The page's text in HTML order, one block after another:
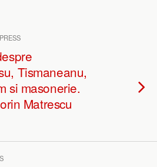
Tismaneanu,
si masonerie.
Matrescu